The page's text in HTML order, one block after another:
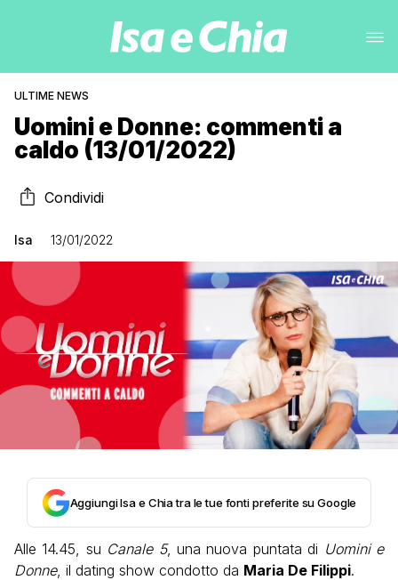
ULTIME NEWS
Uomini e Donne: commenti a
caldo (13/01/2022)
Condividi
Isa 13/01/2022
Aggiungi Isa e Chia tra le tue fonti preferite su Google
Alle 14.45, su Canale 5, una nuova puntata di Uomini e
Donne, il dating show condotto da Maria De Filippi.